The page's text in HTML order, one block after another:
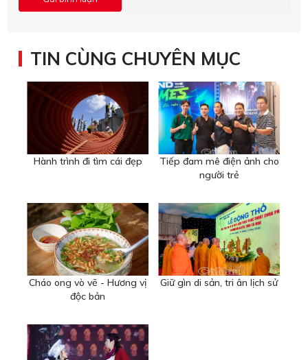
TIN CÙNG CHUYÊN MỤC
Hành trình đi tìm cái đẹp
Tiếp đam mê điện ảnh cho
người trẻ
Cháo ong vò vẽ - Hương vị
độc bản
Giữ gìn di sản, tri ân lịch sử